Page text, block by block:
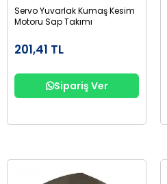
Servo Yuvarlak Kumaş Kesim
Motoru Sap Takımı
201,41 TL
Sipariş Ver